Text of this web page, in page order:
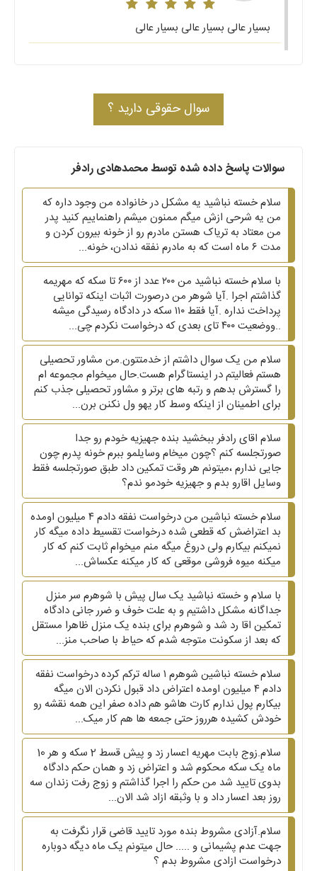
بسیار عالی بسیار عالی بسیار عالی
سوال حقوقی دارید ؟
سوالات پاسخ داده شده توسط محمدهادی رادفر
سلام خسته نباشید یه مشکل در خانواده من وجود داره که
من یه شرحی ازش میگم ممنون میشم راهنماییم کنید پدر
من معتاد به تریاک هستن مادرم رو از خونه بیرون کردن و
مدت ۶ ماه است که به مادرم نفقه ندادن، خونه...
با سلام خسته نباشید من ۲۰۰ عدد از ۶۰۰ تا سکه که مهریمه
گذاشتم اجرا .آیا شوهر من درصورت اثبات اینکه توانایی
پرداخت نداره .آیا فقط ۱۱۰ سکه در دادگاه رسیدگی میشه
..ووضعیت ۴۰۰ تای بعدی که درخواست نکردم چی...
سلام من یک سوال داشتم از خدمتتون.من مشاور تحصیلی
هستم ‌فعالیتم در اینستاگرام هست.حال میخوام مجموعه ام
را گسترش بدهم و رتبه های برتر و مشاور تحصیلی جذب کنم
برای اطمینان از اینکه وسط کار یهو ول نکنن برن...
سلام اقای رادفر ببخشید بنده جهیزیه خودم رو جدا
صورتجلسه کنم ؟چون میخام وسایلمو ببرم خونه پدرم چون
جایی ندارم ،میتونم هر وقت تمکین داد طبق صورتجلسه فقط
وسایل اقارو بدم و جهیزیه خودمو ندم؟
سلام خسته نباشین من درخواست نفقه دادم ۴ میلیون اومده
بد اعتراضش که قطعی شده درخواست تقسیط داده میگه کار
نمیکنم بیکارم ولی دروغ میگه منم میخوام ثابت کنم که کار
میکنه میوه فروشی موقعی که کار میکنه عکساش...
با سلام و خسته نباشید یک سال پیش با شوهرم سر منزل
جداگانه مشکل داشتیم و به علت خوف و ضرر جانی دادگاه
تمکین اقا رد شد و شوهرم برای بنده یک منزل ظاهرا مستقل
که بعد از سکونت متوجه شدم که حیاط با صاحب منز...
سلام خسته نباشین شوهرم ۱ ساله ترکم کرده درخواست نفقه
دادم ۴ میلیون اومده اعتراض داد قبول نکردن الان میگه
بیکارم پول ندارم کارت هاشو هم داده صفر این همه نقشه رو
خودش کشیده هرروز حتی جمعه ها هم کار میک...
سلام.زوج بابت مهریه اعسار زد و پیش قسط 2 سکه و هر 10
ماه یک سکه محکوم شد و اعتراض زد و همان حکم دادگاه
بدوی تایید شد من حکم را اجرا گذاشتم و زوج رفت زندان سه
روز بعد اعسار داد و با وثبقه ازاد شد الان...
سلام.آزادی مشروط بنده مورد تایید قاضی قرار نگرفت به
جهت عدم پشیمانی و ..... حال میتونم یک ماه دیگه دوباره
درخواست ازادی مشروط بدم ؟